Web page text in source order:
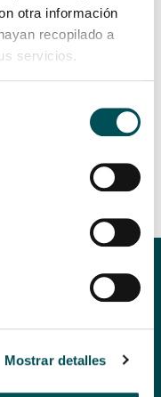
otra información
recopilado a
servicios.
Mostrar detalles